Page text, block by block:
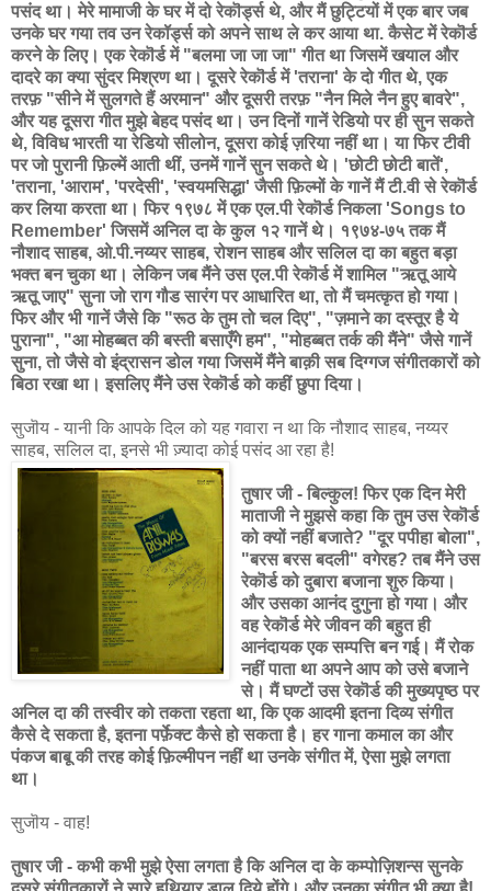
पसंद था। मेरे मामाजी के घर में दो रेकॊर्ड्स थे, और मैं छुट्टियों में एक बार जब
उनके घर गया तव उन रेकॉर्ड्स को अपने साथ ले कर आया था. कैसेट में रेकॊर्ड
करने के लिए। एक रेकॊर्ड में "बलमा जा जा जा" गीत था जिसमें खयाल और
दादरे का क्या सुंदर मिश्रण था। दूसरे रेकॊर्ड में 'तराना' के दो गीत थे, एक
तरफ़ "सीने में सुलगते हैं अरमान" और दूसरी तरफ़ "नैन मिले नैन हुए बावरे",
और यह दूसरा गीत मुझे बेहद पसंद था। उन दिनों गानें रेडियो पर ही सुन सकते
थे, विविध भारती या रेडियो सीलोन, दूसरा कोई ज़रिया नहीं था। या फिर टीवी
पर जो पुरानी फ़िल्में आती थीं, उनमें गानें सुन सकते थे। 'छोटी छोटी बातें',
'तराना, 'आराम', 'परदेसी', 'स्वयमसिद्धा' जैसी फ़िल्मों के गानें मैं टी.वी से रेकॊर्ड
कर लिया करता था। फिर १९७८ में एक एल.पी रेकॊर्ड निकला 'Songs to
Remember' जिसमें अनिल दा के कुल १२ गानें थे। १९७४-७५ तक मैं
नौशाद साहब, ओ.पी.नय्यर साहब, रोशन साहब और सलिल दा का बहुत बड़ा
भक्त बन चुका था। लेकिन जब मैंने उस एल.पी रेकॊर्ड में शामिल "ऋतू आये
ऋतू जाए" सुना जो राग गौड सारंग पर आधारित था, तो मैं चमत्कृत हो गया।
फिर और भी गानें जैसे कि "रूठ के तुम तो चल दिए", "ज़माने का दस्तूर है ये
पुराना", "आ मोहब्बत की बस्ती बसाएँगे हम", "मोहब्बत तर्क की मैंने" जैसे गानें
सुना, तो जैसे वो इंद्रासन डोल गया जिसमें मैंने बाक़ी सब दिग्गज संगीतकारों को
बिठा रखा था। इसलिए मैंने उस रेकॊर्ड को कहीं छुपा दिया।
सुजॊय - यानी कि आपके दिल को यह गवारा न था कि नौशाद साहब, नय्यर
साहब, सलिल दा, इनसे भी ज़्यादा कोई पसंद आ रहा है!
तुषार जी - बिल्कुल! फिर एक दिन मेरी
माताजी ने मुझसे कहा कि तुम उस रेकॊर्ड
को क्यों नहीं बजाते? "दूर पपीहा बोला",
"बरस बरस बदली" वगेरह? तब मैंने उस
रेकॊर्ड को दुबारा बजाना शुरु किया।
और उसका आनंद दुगुना हो गया। और
वह रेकॊर्ड मेरे जीवन की बहुत ही
आनंदायक एक सम्पत्ति बन गई। मैं रोक
नहीं पाता था अपने आप को उसे बजाने
से। मैं घण्टों उस रेकॊर्ड की मुख्यपृष्ठ पर
अनिल दा की तस्वीर को तकता रहता था, कि एक आदमी इतना दिव्य संगीत
कैसे दे सकता है, इतना पर्फ़ेक्ट कैसे हो सकता है। हर गाना कमाल का और
पंकज बाबू की तरह कोई फ़िल्मीपन नहीं था उनके संगीत में, ऐसा मुझे लगता
था।
सुजॊय - वाह!
तुषार जी - कभी कभी मुझे ऐसा लगता है कि अनिल दा के कम्पोज़िशन्स सुनके